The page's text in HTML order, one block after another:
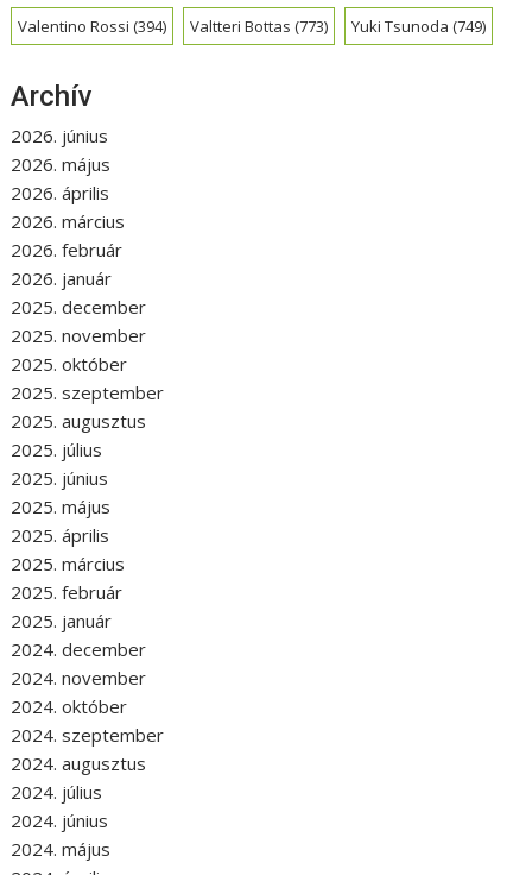
Valentino Rossi (394) Valtteri Bottas (773) Yuki Tsunoda (749)
Archív
2026. június
2026. május
2026. április
2026. március
2026. február
2026. január
2025. december
2025. november
2025. október
2025. szeptember
2025. augusztus
2025. július
2025. június
2025. május
2025. április
2025. március
2025. február
2025. január
2024. december
2024. november
2024. október
2024. szeptember
2024. augusztus
2024. július
2024. június
2024. május